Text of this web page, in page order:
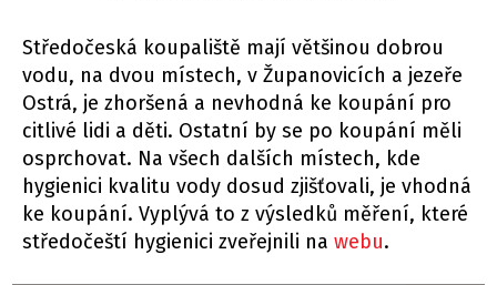
Středočeská koupaliště mají většinou dobrou
vodu, na dvou místech, v Županovicích a jezeře
Ostrá, je zhoršená a nevhodná ke koupání pro
citlivé lidi a děti. Ostatní by se po koupání měli
osprchovat. Na všech dalších místech, kde
hygienici kvalitu vody dosud zjišťovali, je vhodná
ke koupání. Vyplývá to z výsledků měření, které
středočeští hygienici zveřejnili na webu.